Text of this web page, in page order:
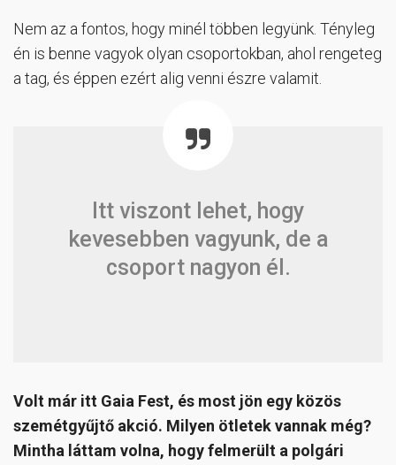
Nem az a fontos, hogy minél többen legyünk. Tényleg
én is benne vagyok olyan csoportokban, ahol rengeteg
a tag, és éppen ezért alig venni észre valamit.
Itt viszont lehet, hogy
kevesebben vagyunk, de a
csoport nagyon él.
Volt már itt Gaia Fest, és most jön egy közös
szemétgyűjtő akció. Milyen ötletek vannak még?
Mintha láttam volna, hogy felmerült a polgári